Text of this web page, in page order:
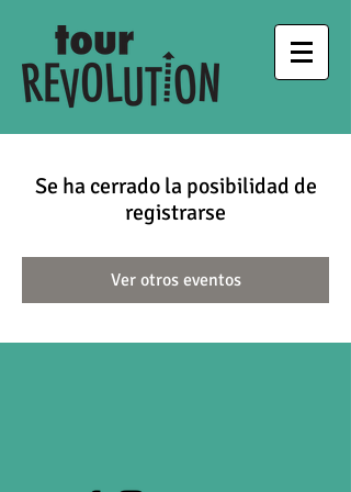
Se ha cerrado la posibilidad de
registrarse
Ver otros eventos